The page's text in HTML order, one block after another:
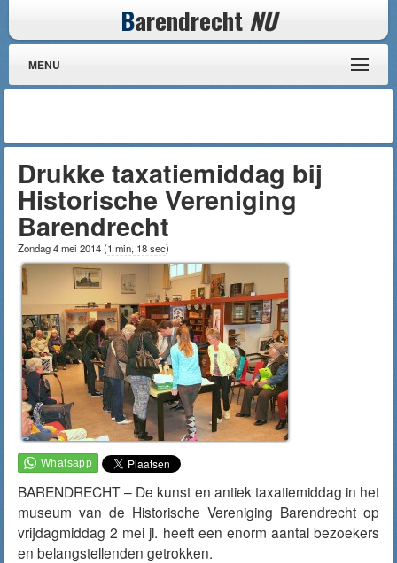
Barendrecht NU
MENU
Drukke taxatiemiddag bij
Historische Vereniging
Barendrecht
Zondag 4 mei 2014(1 min, 18 sec)
BARENDRECHT – De kunst en antiek taxatiemiddag in het
museum van de Historische Vereniging Barendrecht op
vrijdagmiddag 2 mei jl. heeft een enorm aantal bezoekers
en belangstellenden getrokken.